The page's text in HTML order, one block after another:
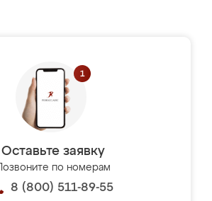
Оставьте заявку
Позвоните по номерам
8 (800) 511-89-55